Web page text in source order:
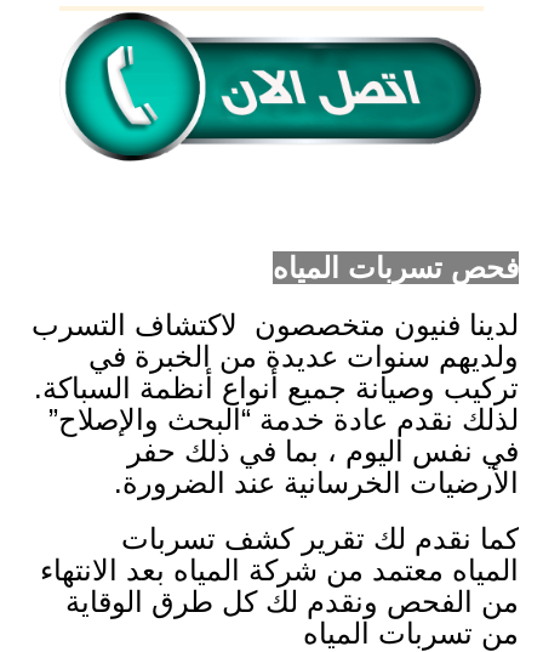
فحص تسربات المياه
لدينا فنيون متخصصون لاكتشاف التسرب
ولديهم سنوات عديدة من الخبرة في
تركيب وصيانة جميع أنواع أنظمة السباكة.
لذلك نقدم عادة خدمة “البحث والإصلاح”
في نفس اليوم ، بما في ذلك حفر
الأرضيات الخرسانية عند الضرورة.
كما نقدم لك تقرير كشف تسربات
المياه معتمد من شركة المياه بعد الانتهاء
من الفحص ونقدم لك كل طرق الوقاية
من تسربات المياه